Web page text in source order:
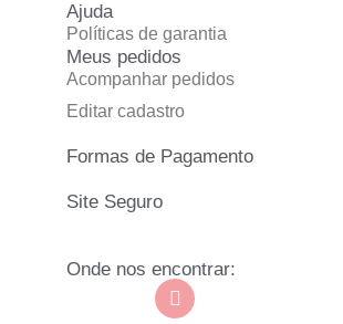
Ajuda
Políticas de garantia
Meus pedidos
Acompanhar pedidos
Editar cadastro
Formas de Pagamento
Site Seguro
Onde nos encontrar: